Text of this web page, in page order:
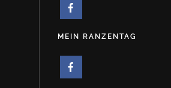
MEIN RANZENTAG